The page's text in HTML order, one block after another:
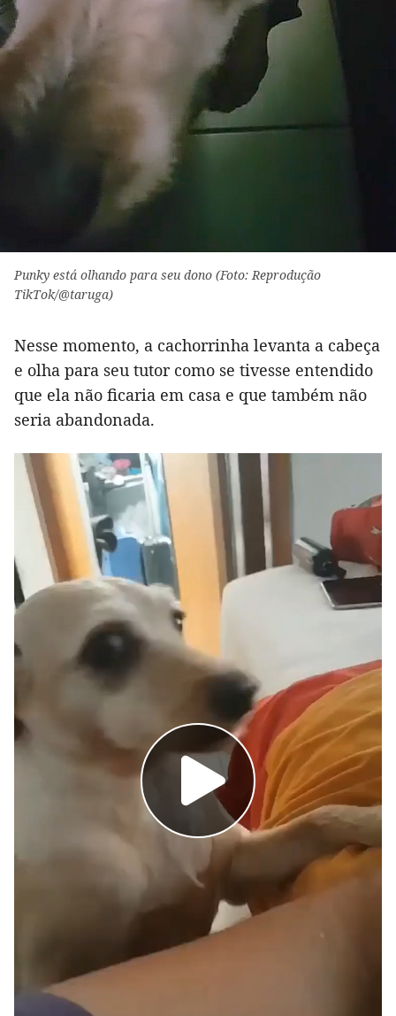
Punky está olhando para seu dono (Foto: Reprodução
TikTok/@taruga)
Nesse momento, a cachorrinha levanta a cabeça
e olha para seu tutor como se tivesse entendido
que ela não ficaria em casa e que também não
seria abandonada.